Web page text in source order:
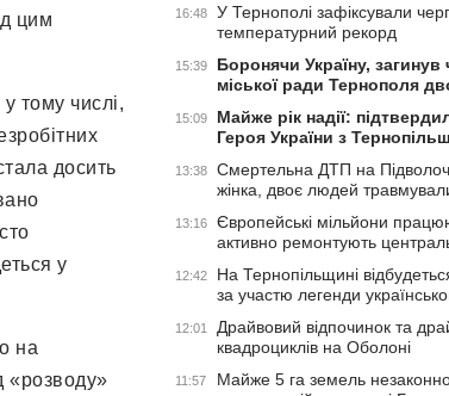
цим
тому числі,
досить
у
на
«розводу»
16:48
У Тернополі зафіксували
температурний рекорд
15:39
Боронячи Україну,
міської ради Тернополя
15:09
Майже рік надії:
Героя України з
13:38
Смертельна ДТП на
жінка, двоє людей
13:16
Європейські мільйони
активно ремонтують
12:42
На Тернопільщині
за участю легенди
12:01
Драйвовий відпочинок та
квадроциклів на Оболоні
11:57
Майже 5 га земель